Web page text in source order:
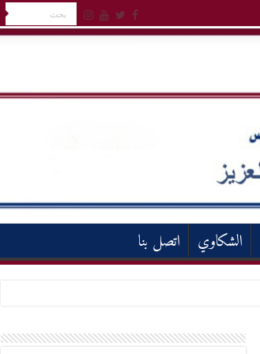
الشكاوي اتصل بنا